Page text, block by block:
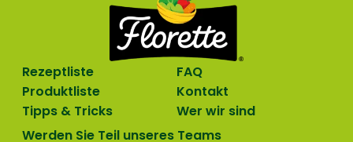
Rezeptliste
Produktliste
Tipps & Tricks
FAQ
Kontakt
Wer wir sind
Werden Sie Teil unseres Teams